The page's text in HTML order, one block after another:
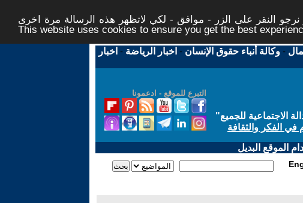
النقر على الزر - موافق - لكي لاتظهر هذه الرسالة مرة اخرى -
This website uses cookies to ensure you get the best
-وكالة أنباء حقوق الإنسان - اخبار الرياضة - اخبار
التبرع للموقع - ادعمونا
الاجتماعية للجميع"
في الفكر والثقافة
الموقع البديل